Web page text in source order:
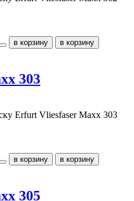
303
Erfurt Vliesfaser Maxx 303
305